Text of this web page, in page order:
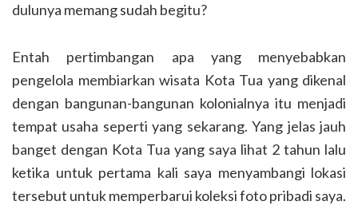
dulunya memang sudah begitu?
Entah pertimbangan apa yang menyebabkan
pengelola membiarkan wisata Kota Tua yang dikenal
dengan bangunan-bangunan kolonialnya itu menjadi
tempat usaha seperti yang sekarang. Yang jelas jauh
banget dengan Kota Tua yang saya lihat 2 tahun lalu
ketika untuk pertama kali saya menyambangi lokasi
tersebut untuk memperbarui koleksi foto pribadi saya.